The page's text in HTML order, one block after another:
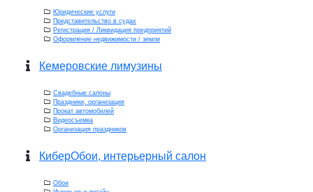
Юридические услуги
Представительство в судах
Регистрация / Ликвидация предприятий
Оформление недвижимости / земли
Кемеровские лимузины
Свадебные салоны
Праздники, организация
Прокат автомобилей
Видеосъемка
Организация праздников
КиберОбои, интерьерный салон
Обои